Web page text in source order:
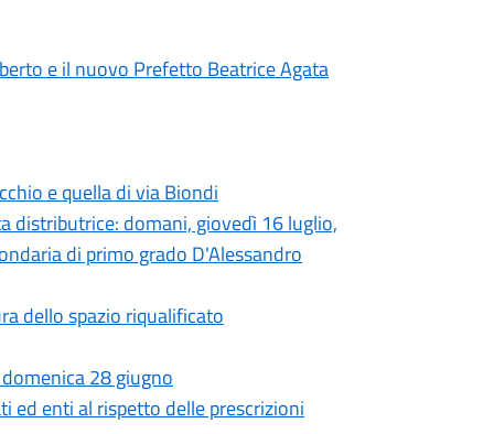
e il nuovo Prefetto Beatrice Agata
e quella di via Biondi
distributrice: domani, giovedì 16 luglio,
di primo grado D'Alessandro
dello spazio riqualificato
28 giugno
ed enti al rispetto delle prescrizioni